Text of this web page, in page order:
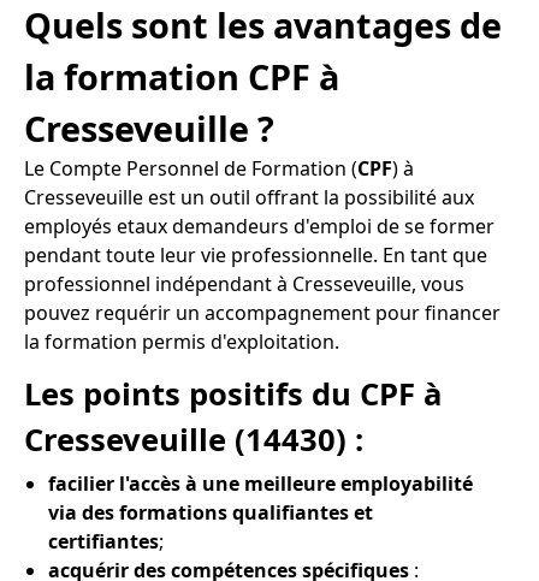
Quels sont les avantages de
la formation CPF à
Cresseveuille ?
Le Compte Personnel de Formation (CPF) à
Cresseveuille est un outil offrant la possibilité aux
employés etaux demandeurs d'emploi de se former
pendant toute leur vie professionnelle. En tant que
professionnel indépendant à Cresseveuille, vous
pouvez requérir un accompagnement pour financer
la formation permis d'exploitation.
Les points positifs du CPF à
Cresseveuille (14430) :
facilier l'accès à une meilleure employabilité
via des formations qualifiantes et
certifiantes;
acquérir des compétences spécifiques :